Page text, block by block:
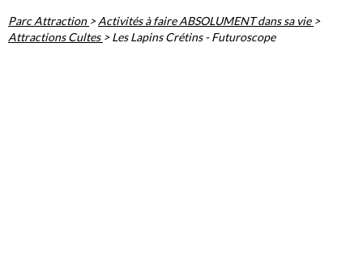
Parc Attraction >Activités à faire ABSOLUMENT dans sa vie >
Attractions Cultes >Les Lapins Crétins - Futuroscope